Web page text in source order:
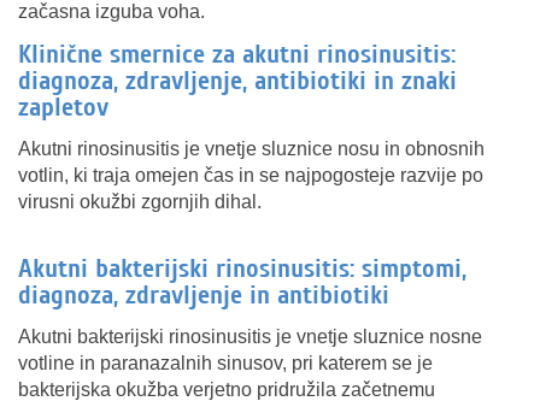
začasna izguba voha.
Klinične smernice za akutni rinosinusitis:
diagnoza, zdravljenje, antibiotiki in znaki
zapletov
Akutni rinosinusitis je vnetje sluznice nosu in obnosnih
votlin, ki traja omejen čas in se najpogosteje razvije po
virusni okužbi zgornjih dihal.
Akutni bakterijski rinosinusitis: simptomi,
diagnoza, zdravljenje in antibiotiki
Akutni bakterijski rinosinusitis je vnetje sluznice nosne
votline in paranazalnih sinusov, pri katerem se je
bakterijska okužba verjetno pridružila začetnemu